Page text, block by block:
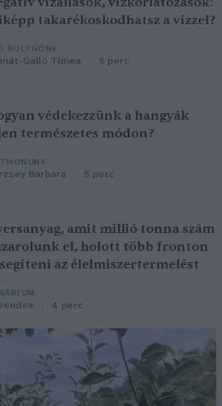
takarékoskodhatsz a vízzel?
BOLYGÓNK
Galló Tímea 5 perc
védekezzünk a hangyák
természetes módon?
Barbara 5 perc
amit millió tonna szám
el, holott több fronton
az élelmiszertermelést
4 perc